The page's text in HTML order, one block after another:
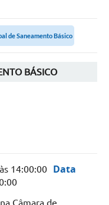
de Saneamento Básico
BÁSICO
14:00:00
Data
Câmara de